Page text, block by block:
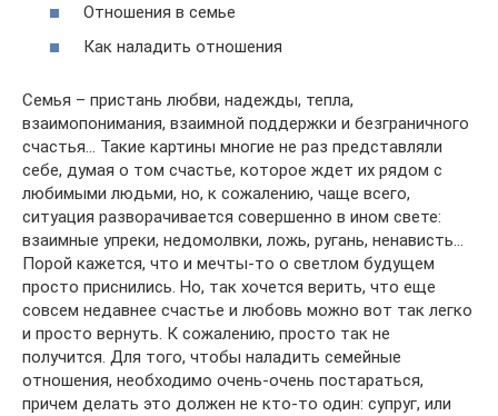
Отношения в семье
Как наладить отношения
Семья – пристань любви, надежды, тепла,
взаимопонимания, взаимной поддержки и безграничного
счастья… Такие картины многие не раз представляли
себе, думая о том счастье, которое ждет их рядом с
любимыми людьми, но, к сожалению, чаще всего,
ситуация разворачивается совершенно в ином свете:
взаимные упреки, недомолвки, ложь, ругань, ненависть…
Порой кажется, что и мечты-то о светлом будущем
просто приснились. Но, так хочется верить, что еще
совсем недавнее счастье и любовь можно вот так легко
и просто вернуть. К сожалению, просто так не
получится. Для того, чтобы наладить семейные
отношения, необходимо очень-очень постараться,
причем делать это должен не кто-то один: супруг, или